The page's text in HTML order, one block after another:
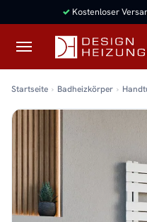
✓ Kostenloser
Startseite Badheizkörper